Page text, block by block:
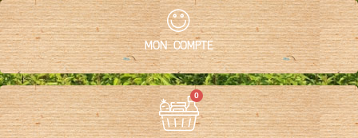
MON COMPTE
0